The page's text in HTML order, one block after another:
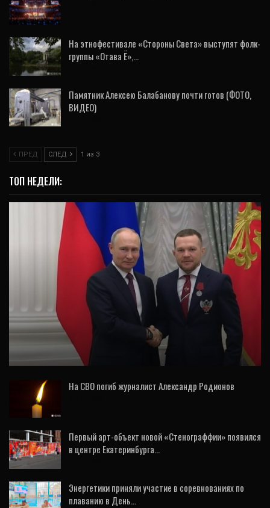
На этнофестивале «Стороны Света» выступят фолк-
группы «Отава Ё»,…
Памятник Алексею Балабанову почти готов (ФОТО,
ВИДЕО)
ПРЕД СЛЕД 1 из 3
ТОП НЕДЕЛИ:
СПОРТ
Путин наградил Петра Яна и еще троих
спортсменов из RCC
На СВО погиб журналист Александр Родионов
Первый арт-объект новой «Стенограффии» появился
в центре Екатеринбурга…
Энергетики приняли участие в соревнованиях по
плаванию в День…